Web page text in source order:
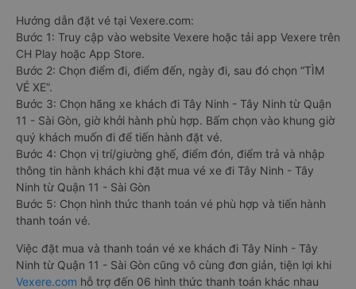
Hướng dẫn đặt vé tại Vexere.com:
Bước 1: Truy cập vào website Vexere hoặc tải app Vexere trên
CH Play hoặc App Store.
Bước 2: Chọn điểm đi, điểm đến, ngày đi, sau đó chọn “TÌM
VÉ XE”.
Bước 3: Chọn hãng xe khách đi Tây Ninh - Tây Ninh từ Quận
11 - Sài Gòn, giờ khởi hành phù hợp. Bấm chọn vào khung giờ
quý khách muốn đi để tiến hành đặt vé.
Bước 4: Chọn vị trí/giường ghế, điểm đón, điểm trả và nhập
thông tin hành khách khi đặt mua vé xe đi Tây Ninh - Tây
Ninh từ Quận 11 - Sài Gòn
Bước 5: Chọn hình thức thanh toán vé phù hợp và tiến hành
thanh toán vé.
Việc đặt mua và thanh toán vé xe khách đi Tây Ninh - Tây
Ninh từ Quận 11 - Sài Gòn cũng vô cùng đơn giản, tiện lợi khi
Vexere.com hỗ trợ đến 06 hình thức thanh toán khác nhau